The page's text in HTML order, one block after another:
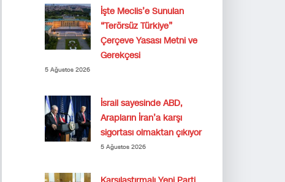
İşte Meclis’e Sunulan
“Terörsüz Türkiye”
Çerçeve Yasası Metni ve
Gerekçesi
5 Ağustos 2026
İsrail sayesinde ABD,
Arapların İran’a karşı
sigortası olmaktan çıkıyor
5 Ağustos 2026